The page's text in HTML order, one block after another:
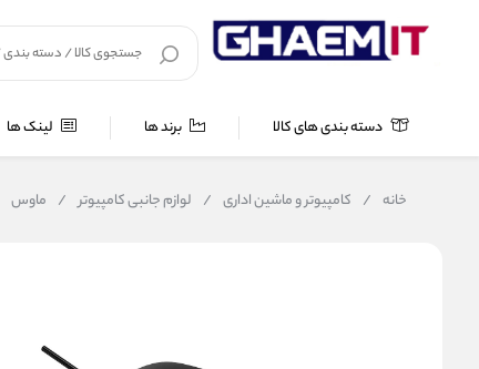
دسته بندی های کالا برند ها لینک ها
خانه / کامپیوتر و ماشین اداری / لوازم جانبی کامپیوتر / ماوس